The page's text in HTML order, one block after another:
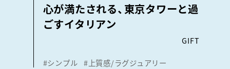
心が満たされる、東京タワーと過
ごすイタリアン
GIFT
#シンプル #上質感/ラグジュアリー